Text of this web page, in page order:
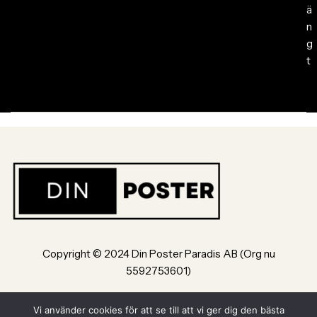
ä
n
g
t
Copyright © 2024 Din Poster Paradis AB (Org nu
5592753601)
Vi använder cookies för att se till att vi ger dig den bästa